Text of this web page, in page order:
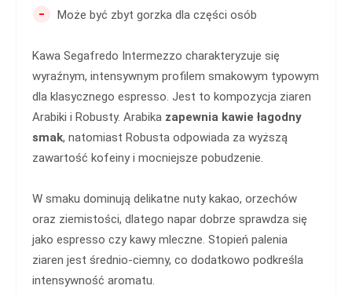
- Może być zbyt gorzka dla części osób
Kawa Segafredo Intermezzo charakteryzuje się
wyraźnym, intensywnym profilem smakowym typowym
dla klasycznego espresso. Jest to kompozycja ziaren
Arabiki i Robusty. Arabika zapewnia kawie łagodny
smak, natomiast Robusta odpowiada za wyższą
zawartość kofeiny i mocniejsze pobudzenie.
W smaku dominują delikatne nuty kakao, orzechów
oraz ziemistości, dlatego napar dobrze sprawdza się
jako espresso czy kawy mleczne. Stopień palenia
ziaren jest średnio-ciemny, co dodatkowo podkreśla
intensywność aromatu.